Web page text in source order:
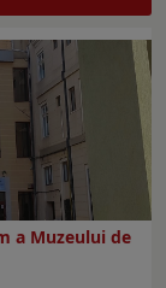
a Muzeului de